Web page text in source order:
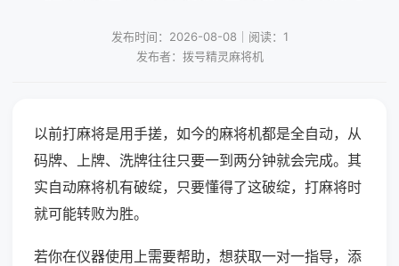
发布时间：2026-08-08｜阅读：1
发布者：拨号精灵麻将机
以前打麻将是用手搓，如今的麻将机都是全自动，从
码牌、上牌、洗牌往往只要一到两分钟就会完成。其
实自动麻将机有破绽，只要懂得了这破绽，打麻将时
就可能转败为胜。
若你在仪器使用上需要帮助，想获取一对一指导，添